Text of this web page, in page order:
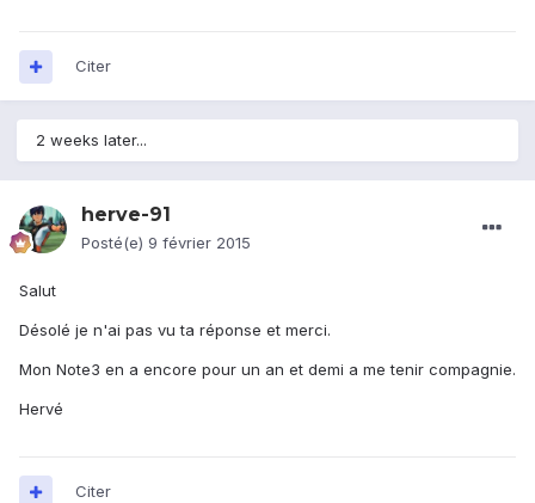
Citer
2 weeks later...
herve-91
Posté(e) 9 février 2015
Salut
Désolé je n'ai pas vu ta réponse et merci.
Mon Note3 en a encore pour un an et demi a me tenir compagnie.
Hervé
Citer